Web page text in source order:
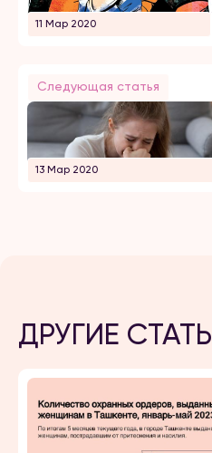
11 Мар 2020
Следующая статья
13 Мар 2020
ДРУГИЕ